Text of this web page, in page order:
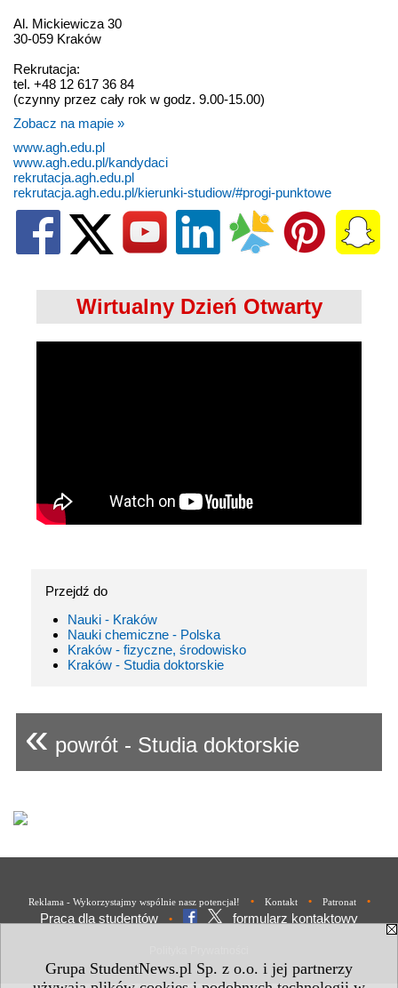
Grupa StudentNews.pl Sp. z o.o. i jej partnerzy
Al. Mickiewicza 30
30-059 Kraków
Rekrutacja:
tel. +48 12 617 36 84
(czynny przez cały rok w godz. 9.00-15.00)
Zobacz na mapie »
www.agh.edu.pl
www.agh.edu.pl/kandydaci
rekrutacja.agh.edu.pl
rekrutacja.agh.edu.pl/kierunki-studiow/#progi-punktowe
Wirtualny Dzień Otwarty
Przejdź do
Nauki - Kraków
Nauki chemiczne - Polska
Kraków - fizyczne, środowisko
Kraków - Studia doktorskie
« powrót - Studia doktorskie
Reklama - Wykorzystajmy wspólnie nasz potencjał! • Kontakt • Patronat •
Praca dla studentów • formularz kontaktowy